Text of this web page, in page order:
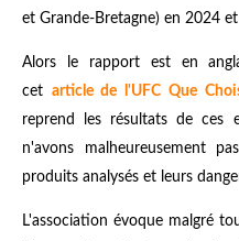
et Grande-Bretagne) en 2024
Alors le rapport est en
cet article de l'UFC Que
reprend les résultats de ces
n'avons malheureusement
produits analysés et leurs
L'association évoque malgré